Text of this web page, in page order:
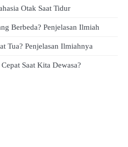
Otak Saat Tidur
Berbeda? Penjelasan Ilmiah
Tua? Penjelasan Ilmiahnya
Saat Kita Dewasa?